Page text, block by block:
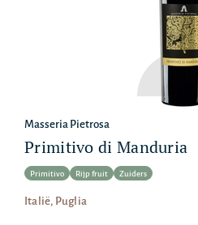
Masseria Pietrosa
Primitivo di Manduria
Primitivo Rijp fruit Zuiders
Italië, Puglia